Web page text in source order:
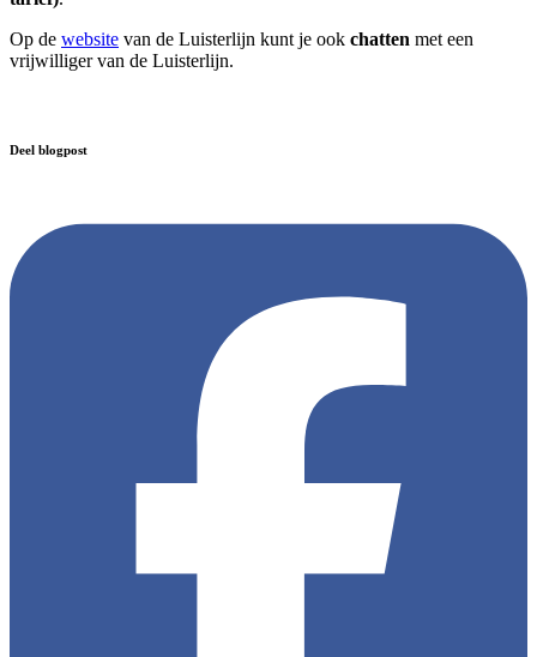
Op de website van de Luisterlijn kunt je ook chatten met een
vrijwilliger van de Luisterlijn.
Deel blogpost